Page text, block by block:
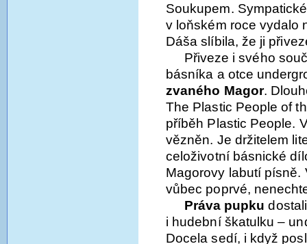
Soukupem.
v loňském roce vydalo
Dáša slíbila, že ji
Přiveze i svého
básníka a otce
zvaného Magor.
The Plastic People of
příběh Plastic People.
vězněn. Je držitelem
celoživotní básnické
Magorovy labutí písně.
vůbec poprvé,
Práva pupku
i hudební škatulku –
Docela sedí, i když